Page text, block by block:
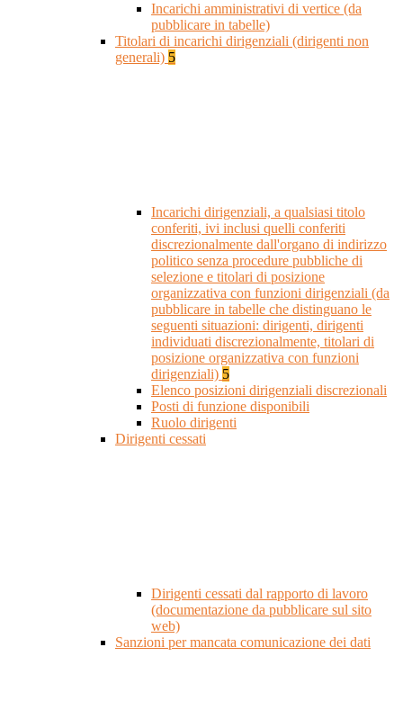
Incarichi amministrativi di vertice (da
pubblicare in tabelle)
Titolari di incarichi dirigenziali (dirigenti non
generali) 5
Incarichi dirigenziali, a qualsiasi titolo
conferiti, ivi inclusi quelli conferiti
discrezionalmente dall'organo di indirizzo
politico senza procedure pubbliche di
selezione e titolari di posizione
organizzativa con funzioni dirigenziali (da
pubblicare in tabelle che distinguano le
seguenti situazioni: dirigenti, dirigenti
individuati discrezionalmente, titolari di
posizione organizzativa con funzioni
dirigenziali) 5
Elenco posizioni dirigenziali discrezionali
Posti di funzione disponibili
Ruolo dirigenti
Dirigenti cessati
Dirigenti cessati dal rapporto di lavoro
(documentazione da pubblicare sul sito
web)
Sanzioni per mancata comunicazione dei dati